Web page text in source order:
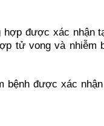
được xác nhận
tử vong và nhiễm
bệnh được xác